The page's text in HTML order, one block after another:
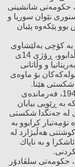
- ڕۆژی 14ی تشرینی یەكەمی ساڵی 1937، حكومەتی شانشینی
نێوان سوریا ‌و
پێكەوە پێیان
بە كۆچی بەلێشاوی
جولەكەكان بۆ خاكی فەڵەستین سەری هەڵدابوو، ڕۆژی 14ی
حكومەتی بەریتانیا ‌و وڵاتانی
بۆ ماوەی
شكستی هێنا.
- ڕۆژی 14ی تشرینی یەكەمی ساڵی 1944، فەرماندەی
بە ڕێویی بیابان
لە جەنگدا شكستی
تۆمەتبار كرابوو بە
هەڵبژارد لە
‌و بە ناپاك
- ڕۆژی 14ی تشرینی یەكەمی ساڵی 1951، حكومەتی سلڤادۆر